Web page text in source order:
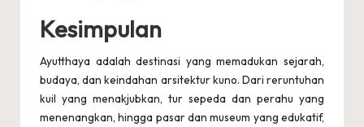
Kesimpulan
Ayutthaya adalah destinasi yang memadukan sejarah,
budaya, dan keindahan arsitektur kuno. Dari reruntuhan
kuil yang menakjubkan, tur sepeda dan perahu yang
menenangkan, hingga pasar dan museum yang edukatif,